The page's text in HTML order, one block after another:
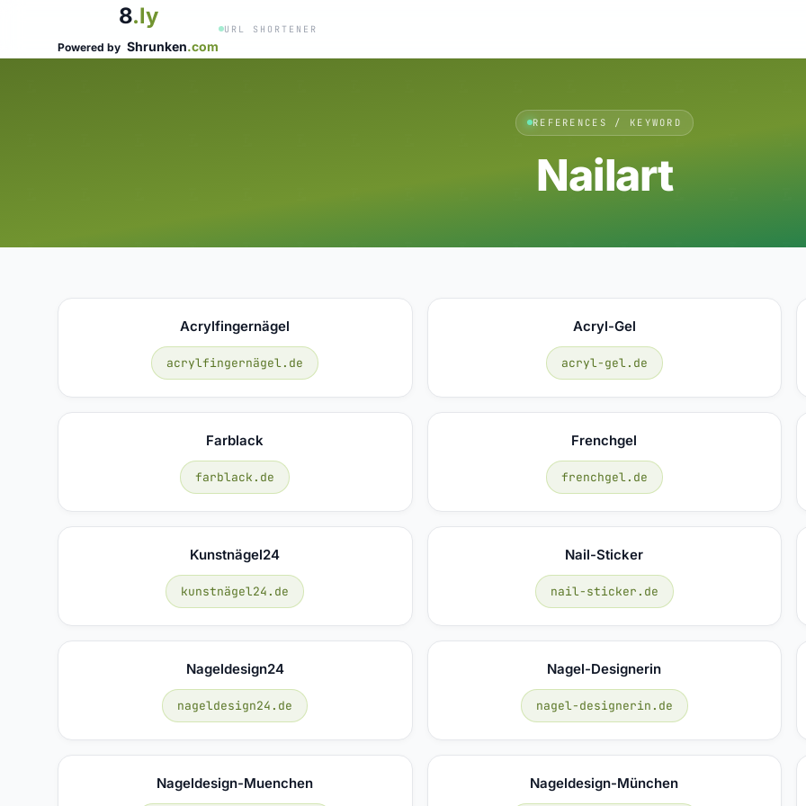
8.ly
Powered by Shrunken.com
URL SHORTENER
REFERENCES / KEYWORD
Nailart
Acrylfingernägel
acrylfingernägel.de
Acryl-Gel
acryl-gel.de
Farblack
farblack.de
Frenchgel
frenchgel.de
Kunstnägel24
kunstnägel24.de
Nail-Sticker
nail-sticker.de
Nageldesign24
nageldesign24.de
Nagel-Designerin
nagel-designerin.de
Nageldesign-Muenchen Nageldesign-München